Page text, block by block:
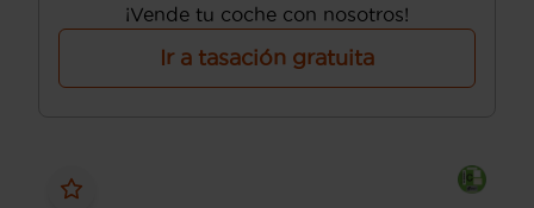
¡Vende tu coche con nosotros!
Ir a tasación gratuita